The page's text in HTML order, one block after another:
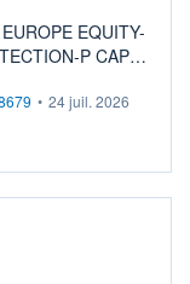
EQUITY-
P CAP
• 24 juil. 2026